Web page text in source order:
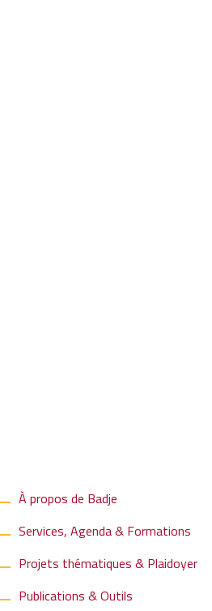
À propos de Badje
Services, Agenda & Formations
Projets thématiques & Plaidoyer
Publications & Outils